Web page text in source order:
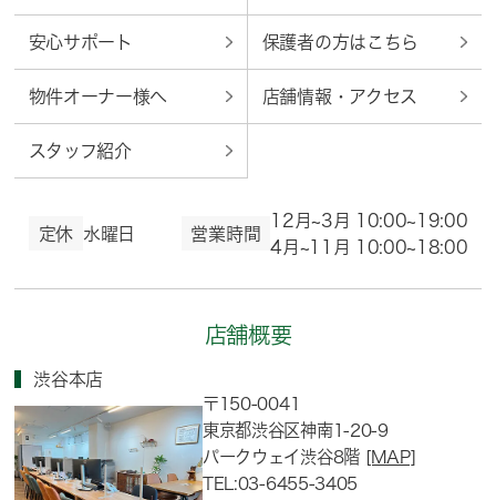
安心サポート 保護者の方はこちら
物件オーナー様へ 店舗情報・アクセス
スタッフ紹介
定休 水曜日 営業時間
12月~3月 10:00~19:00
4月~11月 10:00~18:00
店舗概要
渋谷本店
〒150-0041
東京都渋谷区神南1-20-9
パークウェイ渋谷8階 [MAP]
TEL:03-6455-3405